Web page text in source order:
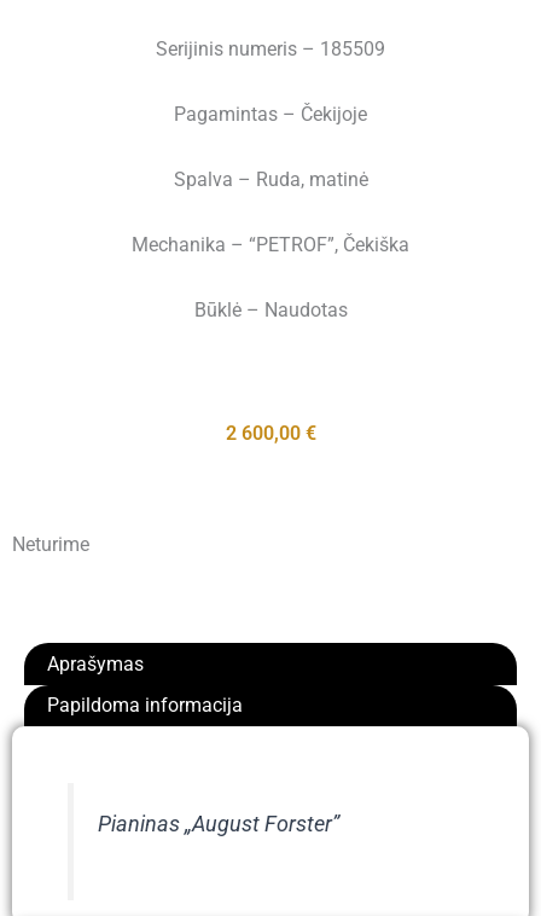
Serijinis numeris – 185509
Pagamintas – Čekijoje
Spalva – Ruda, matinė
Mechanika – “PETROF”, Čekiška
Būklė – Naudotas
2 600,00 €
Neturime
Aprašymas
Papildoma informacija
Pianinas „August Forster”